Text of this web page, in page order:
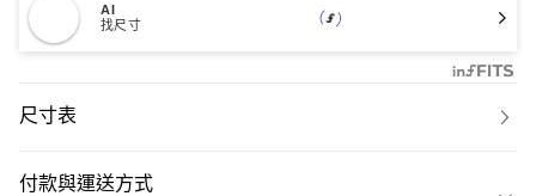
AI
找尺寸
尺寸表
付款與運送方式